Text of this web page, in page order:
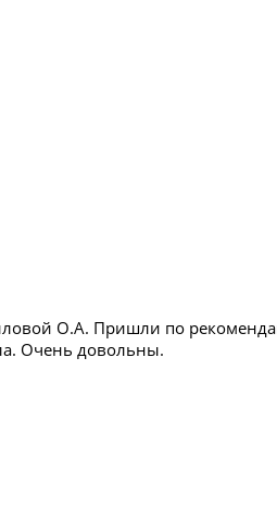
О.А. Пришли по
Очень довольны.